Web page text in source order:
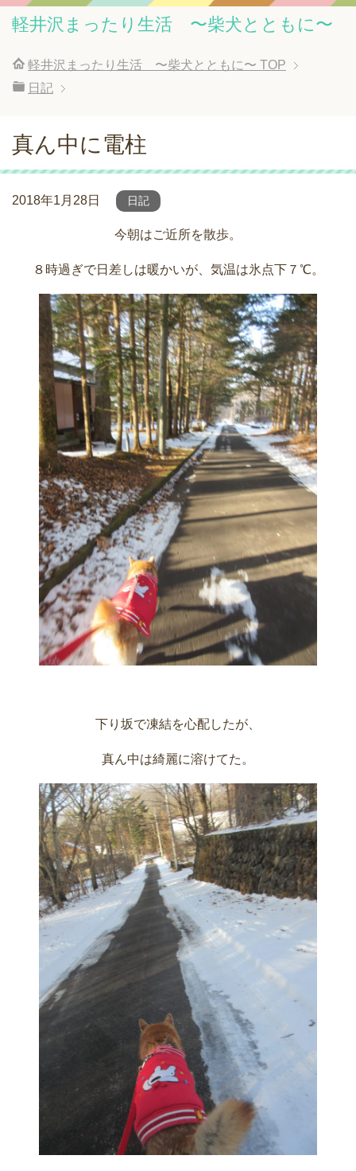
軽井沢まったり生活 〜柴犬とともに〜
軽井沢まったり生活 〜柴犬とともに〜 TOP
日記
真ん中に電柱
2018年1月28日 日記
今朝はご近所を散歩。
８時過ぎで日差しは暖かいが、気温は氷点下７℃。
下り坂で凍結を心配したが、
真ん中は綺麗に溶けてた。